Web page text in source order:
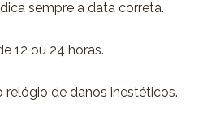
sempre a data correta.
12 ou 24 horas.
de danos inestéticos.